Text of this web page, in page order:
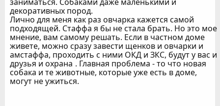
декоративных пород.
Лично для меня как раз овчарка кажется самой
подходящей. Стаффа я бы не стала брать. Но это мое
мнение, вам самому решать. Если в частном доме
живете, можно сразу завести щенков и овчарки и
амстаффа, проходить с ними ОКД и ЗКС, будут у вас и
друзья и охрана . Главная проблема - то что новая
собака и те животные, которые уже есть в доме,
могут не ужиться.